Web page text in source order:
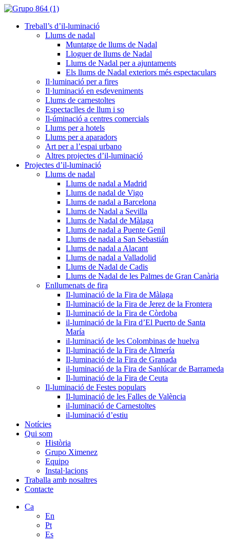
Treball’s d’il-luminació
Llums de nadal
Muntatge de llums de Nadal
Lloguer de llums de Nadal
Llums de Nadal per a ajuntaments
Els llums de Nadal exteriors més espectaculars
Il·luminació per a fires
Il·luminació en esdeveniments
Llums de carnestoltes
Espectaclles de llum i so
Il-úminació a centres comercials
Llums per a hotels
Llums per a aparadors
Art per a l’espai urbano
Altres projectes d’il-luminació
Projectes d’il-luminació
Llums de nadal
Llums de nadal a Madrid
Llums de nadal de Vigo
Llums de nadal a Barcelona
Llums de Nadal a Sevilla
Llums de Nadal de Màlaga
Llums de nadal a Puente Genil
Llums de nadal a San Sebastián
Llums de nadal a Alacant
Llums de nadal a Valladolid
Llums de Nadal de Cadis
Llums de Nadal de les Palmes de Gran Canària
Enllumenats de fira
Il-luminació de la Fira de Màlaga
Il-luminació de la Fira de Jerez de la Frontera
Il-luminació de la Fira de Còrdoba
il-luminació de la Fira d’El Puerto de Santa
María
il-luminació de les Colombinas de huelva
Il-luminació de la Fira de Almería
Il-luminació de la Fira de Granada
il-luminació de la Fira de Sanlúcar de Barrameda
Il-luminació de la Fira de Ceuta
Il-luminació de Festes populars
Il-luminació de les Falles de València
il-luminació de Carnestoltes
il-luminació d’estiu
Notícies
Qui som
Història
Grupo Ximenez
Equipo
Instal·lacions
Traballa amb nosaltres
Contacte
Ca
En
Pt
Es